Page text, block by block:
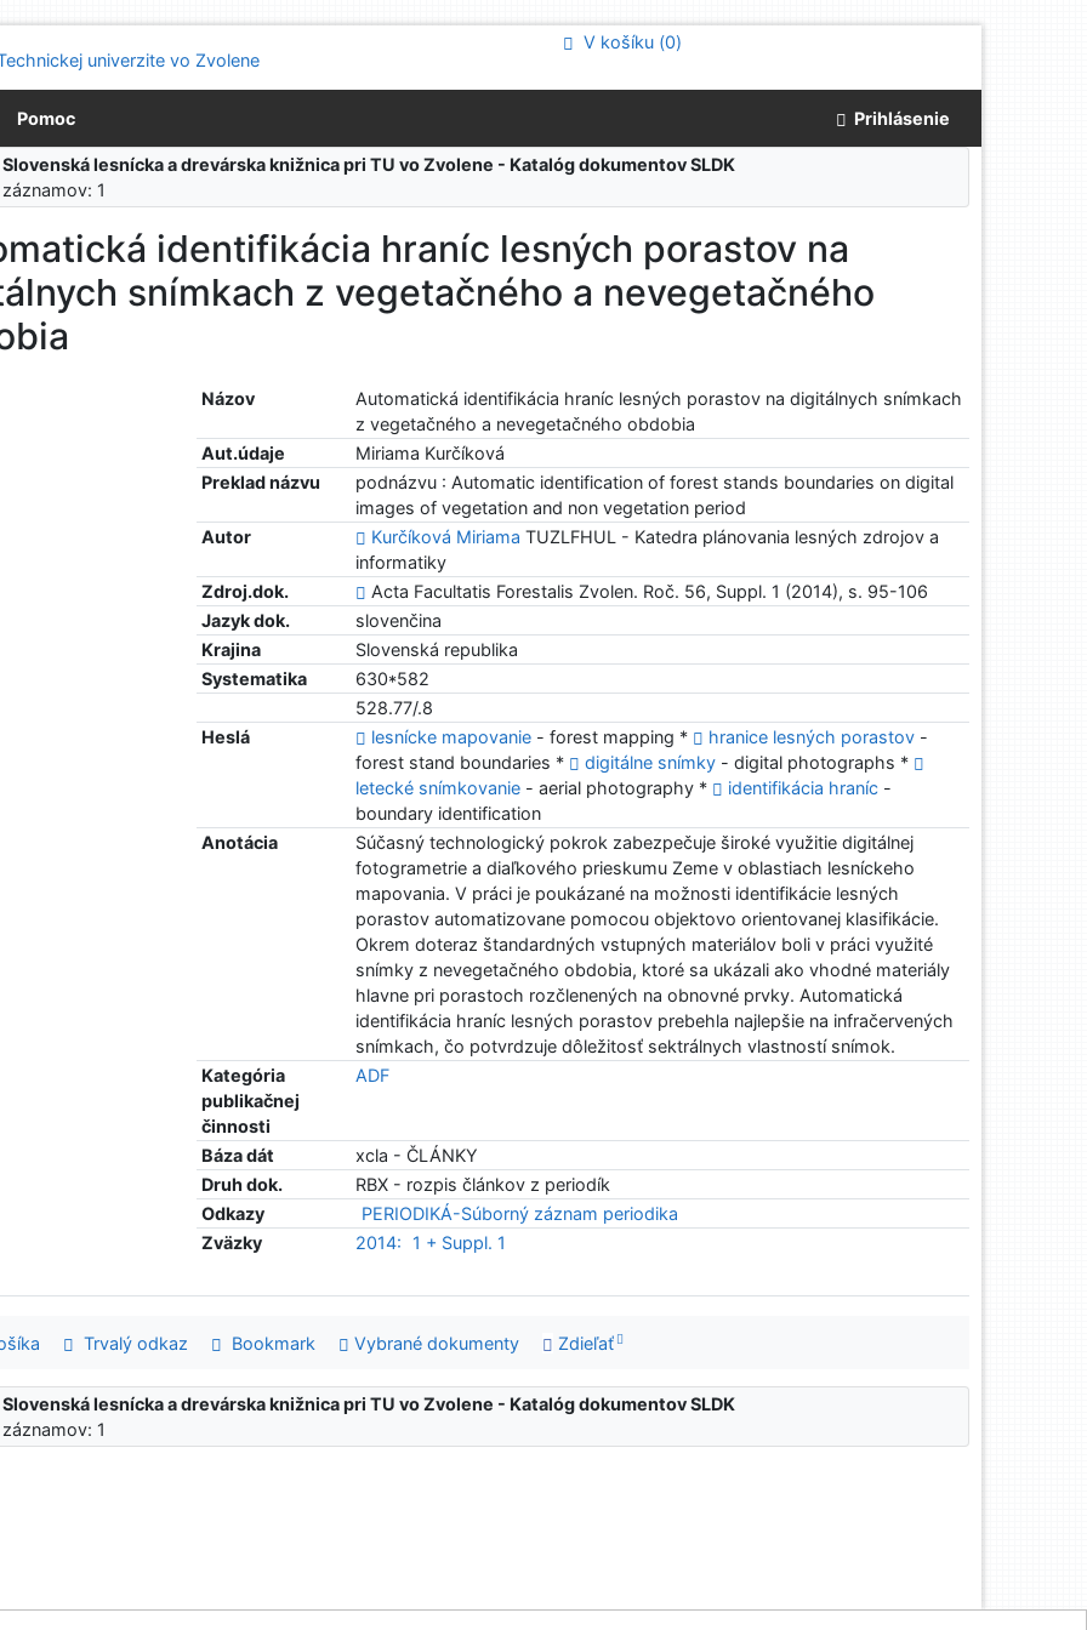
V košíku (0)
Pomoc Prihlásenie
Slovenská lesnícka a drevárska knižnica pri TU vo Zvolene - Katalóg dokumentov SLDK
1
identifikácia hraníc lesných porastov na
snímkach z vegetačného a nevegetačného
Názov
Automatická identifikácia hraníc lesných porastov na digitálnych snímkach
z vegetačného a nevegetačného obdobia
Aut.údaje
Miriama Kurčíková
Preklad názvu
podnázvu : Automatic identification of forest stands boundaries on digital
images of vegetation and non vegetation period
Autor
Kurčíková Miriama TUZLFHUL - Katedra plánovania lesných zdrojov a
informatiky
Zdroj.dok.
Acta Facultatis Forestalis Zvolen. Roč. 56, Suppl. 1 (2014), s. 95-106
Jazyk dok.
slovenčina
Krajina
Slovenská republika
Systematika
630*582
528.77/.8
Heslá
lesnícke mapovanie - forest mapping * hranice lesných porastov -
forest stand boundaries *
digitálne snímky - digital photographs *
letecké snímkovanie - aerial photography * identifikácia hraníc -
boundary identification
Anotácia
Súčasný technologický pokrok zabezpečuje široké využitie digitálnej
fotogrametrie a diaľkového prieskumu Zeme v oblastiach lesníckeho
mapovania. V práci je poukázané na možnosti identifikácie lesných
porastov automatizovane pomocou objektovo orientovanej klasifikácie.
Okrem doteraz štandardných vstupných materiálov boli v práci využité
snímky z nevegetačného obdobia, ktoré sa ukázali ako vhodné materiály
hlavne pri porastoch rozčlenených na obnovné prvky. Automatická
identifikácia hraníc lesných porastov prebehla najlepšie na infračervených
snímkach, čo potvrdzuje dôležitosť sektrálnych vlastností snímok.
Kategória
publikačnej
činnosti
ADF
Báza dát
xcla - ČLÁNKY
Druh dok.
RBX - rozpis článkov z periodík
Odkazy
PERIODIKÁ-Súborný záznam periodika
Zväzky
2014: 1 + Suppl. 1
Trvalý odkaz Bookmark Vybrané dokumenty Zdieľať
Slovenská lesnícka a drevárska knižnica pri TU vo Zvolene - Katalóg dokumentov SLDK
1